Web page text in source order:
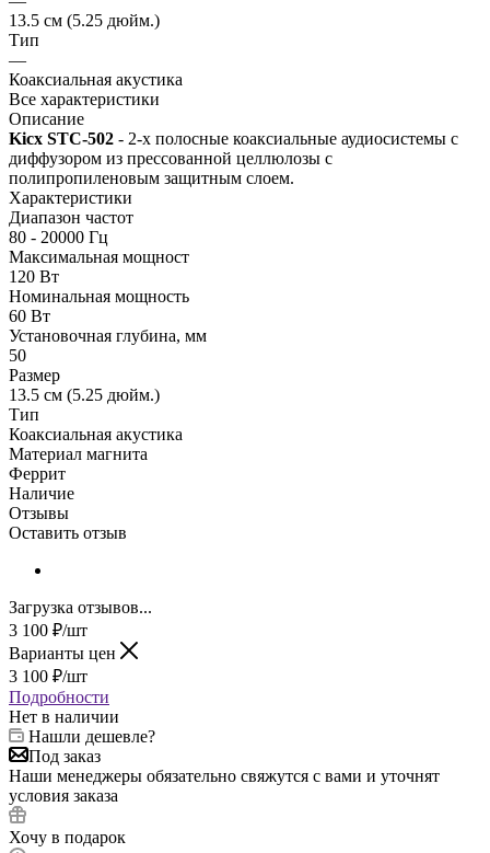
13.5 см (5.25 дюйм.)
Тип
—
Коаксиальная акустика
Все характеристики
Описание
Kicx STC-502 - 2-х полосные коаксиальные аудиосистемы с
диффузором из прессованной целлюлозы c
полипропиленовым защитным слоем.
Характеристики
Диапазон частот
80 - 20000 Гц
Максимальная мощност
120 Вт
Номинальная мощность
60 Вт
Установочная глубина, мм
50
Размер
13.5 см (5.25 дюйм.)
Тип
Коаксиальная акустика
Материал магнита
Феррит
Наличие
Отзывы
Оставить отзыв
Загрузка отзывов...
3 100 ₽/шт
Варианты цен
3 100 ₽/шт
Подробности
Нет в наличии
Нашли дешевле?
Под заказ
Наши менеджеры обязательно свяжутся с вами и уточнят
условия заказа
Хочу в подарок